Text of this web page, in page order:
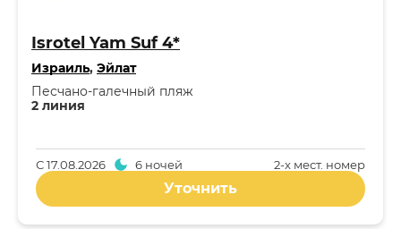
Isrotel Yam Suf 4*
Израиль, Эйлат
2 линия
Песчано-галечный пляж
2-x мест. номер
С17.08.2026 6 ночей
Уточнить